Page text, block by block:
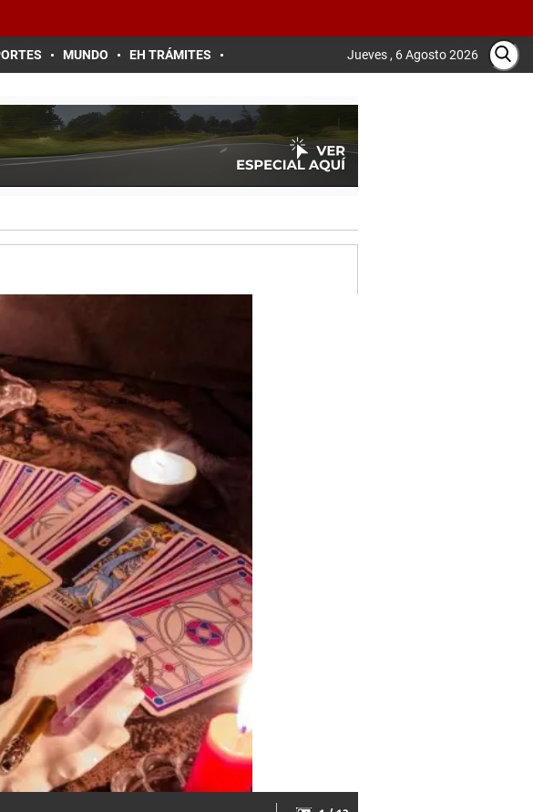
MUNDO EH TRÁMITES Jueves , 6 Agosto 2026